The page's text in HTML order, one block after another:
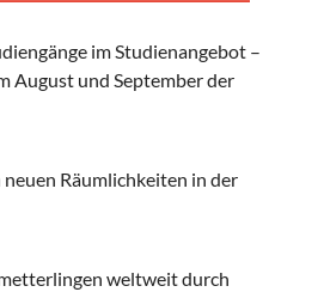
im Studienangebot –
August und September der
Räumlichkeiten in der
weltweit durch